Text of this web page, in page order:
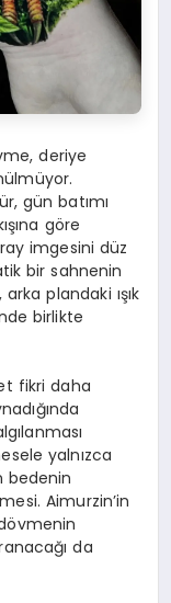
deriye
gün batımı
göre
imgesini düz
bir sahnenin
plandaki ışık
birlikte
fikri daha
yalnızca
bedenin
Aimurzin’in
da